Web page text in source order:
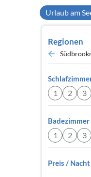
Urlaub am
Regionen
1 2 3
Badezimmer
1 2 3
Preis / Nacht